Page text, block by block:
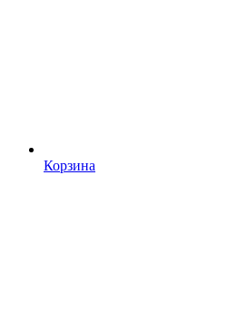
Корзина